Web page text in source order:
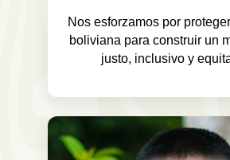
Nos esforzamos por
boliviana para construir un
justo, inclusivo y